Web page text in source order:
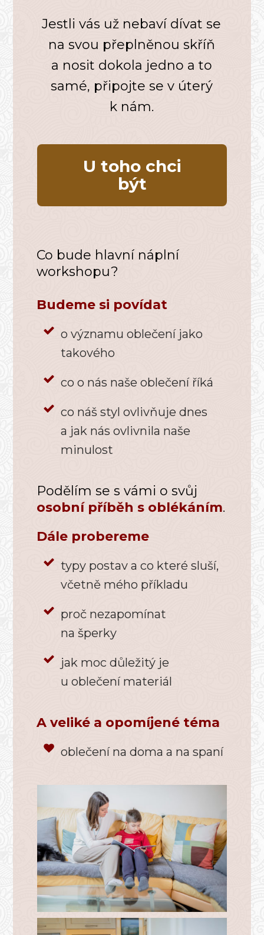
Jestli vás už nebaví dívat se
na svou přeplněnou skříň
a nosit dokola jedno a to
samé, připojte se v úterý
k nám.
U toho chci
být
Co bude hlavní náplní
workshopu?
Budeme si povídat
o významu oblečení jako
takového
co o nás naše oblečení říká
co náš styl ovlivňuje dnes
a jak nás ovlivnila naše
minulost
Podělím se s vámi o svůj
osobní příběh s oblékáním.
Dále probereme
typy postav a co které sluší,
včetně mého příkladu
proč nezapomínat
na šperky
jak moc důležitý je
u oblečení materiál
A veliké a opomíjené téma
oblečení na doma a na spaní